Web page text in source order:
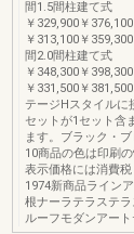
間1.5間柱建て式
￥329,900￥
￥313,100￥
間2.0間柱建て式
￥348,300￥
￥331,500￥
テージHスタイルに
セットが1セット含
ます。ブラック・
10商品の色は印刷
表示価格には消費税
1974新商品ライン
根ナーラテラステ
ルーフモダンアー